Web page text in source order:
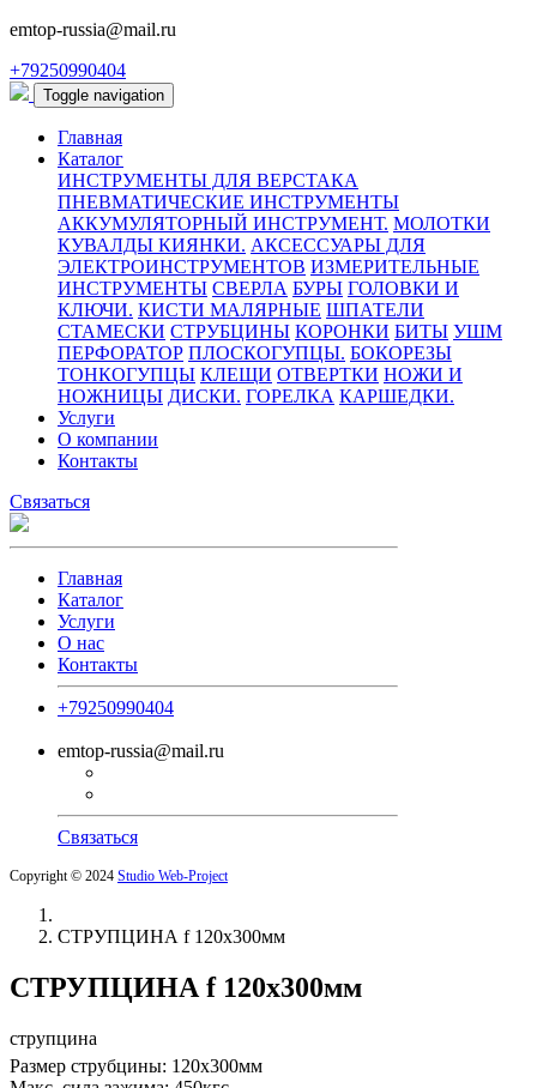
emtop-russia@mail.ru
+79250990404
Toggle navigation
Главная
Каталог
ИНСТРУМЕНТЫ ДЛЯ ВЕРСТАКА
ПНЕВМАТИЧЕСКИЕ ИНСТРУМЕНТЫ
АККУМУЛЯТОРНЫЙ ИНСТРУМЕНТ. МОЛОТКИ
КУВАЛДЫ КИЯНКИ. АКСЕССУАРЫ ДЛЯ
ЭЛЕКТРОИНСТРУМЕНТОВ ИЗМЕРИТЕЛЬНЫЕ
ИНСТРУМЕНТЫ СВЕРЛА БУРЫ ГОЛОВКИ И
КЛЮЧИ. КИСТИ МАЛЯРНЫЕ ШПАТЕЛИ
СТАМЕСКИ СТРУБЦИНЫ КОРОНКИ БИТЫ УШМ
ПЕРФОРАТОР ПЛОСКОГУПЦЫ. БОКОРЕЗЫ
ТОНКОГУПЦЫ КЛЕЩИ ОТВЕРТКИ НОЖИ И
НОЖНИЦЫ ДИСКИ. ГОРЕЛКА КАРШЕДКИ.
Услуги
О компании
Контакты
Связаться
Главная
Каталог
Услуги
О нас
Контакты
+79250990404
emtop-russia@mail.ru
Связаться
Copyright © 2024 Studio Web-Project
СТРУПЦИНА f 120х300мм
СТРУПЦИНА f 120х300мм
струпцина
Размер струбцины: 120х300мм